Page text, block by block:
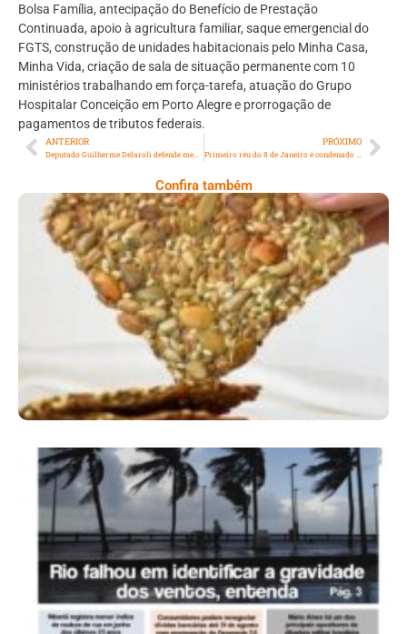
Bolsa Família, antecipação do Benefício de Prestação
Continuada, apoio à agricultura familiar, saque emergencial do
FGTS, construção de unidades habitacionais pelo Minha Casa,
Minha Vida, criação de sala de situação permanente com 10
ministérios trabalhando em força-tarefa, atuação do Grupo
Hospitalar Conceição em Porto Alegre e prorrogação de
pagamentos de tributos federais.
ANTERIOR PRÓXIMO
Confira também
Comer Bem: Cracker De Sementes
Ano X – Número 366 01 A 07 De Agosto De
2026